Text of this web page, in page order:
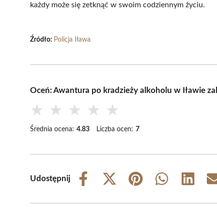
każdy może się zetknąć w swoim codziennym życiu.
Źródło: Policja Iława
Oceń: Awantura po kradzieży alkoholu w Iławie
★ ★ ★ ★ ★
Średnia ocena: 4.83 Liczba ocen: 7
Udostępnij
Share
Share
(Twitter)
Share
Share
Share